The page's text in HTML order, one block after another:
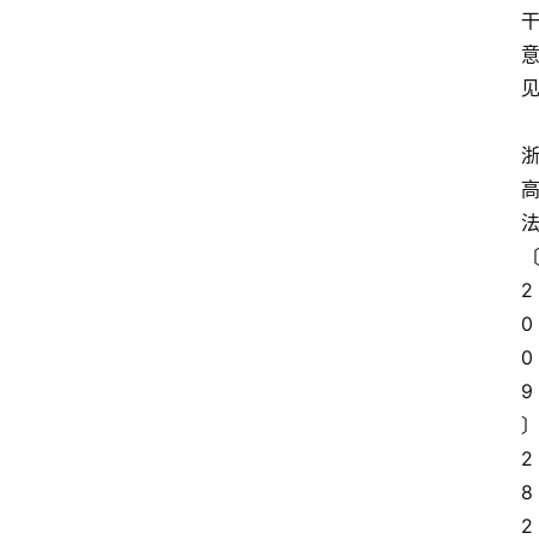
干
意
见
浙
高
法
〔
2
0
0
9
〕
2
8
2